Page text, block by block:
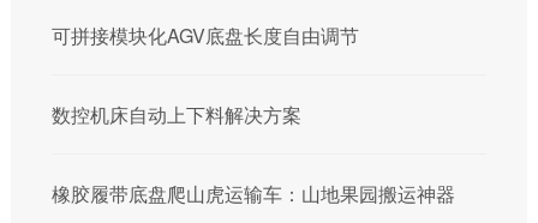
可拼接模块化AGV底盘长度自由调节
数控机床自动上下料解决方案
橡胶履带底盘爬山虎运输车：山地果园搬运神器